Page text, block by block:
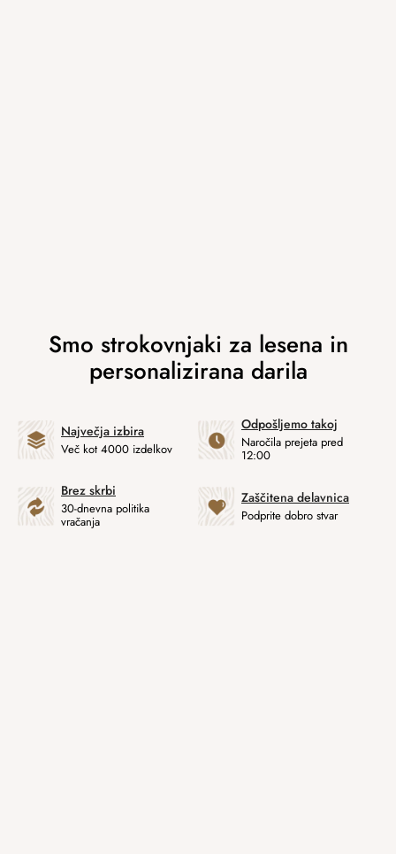
Največja izbira
Več kot 4000 izdelkov
Odpošljemo takoj
Naročila prejeta pred
12:00
Brez skrbi
30-dnevna politika
vračanja
Zaščitena delavnica
Podprite dobro stvar